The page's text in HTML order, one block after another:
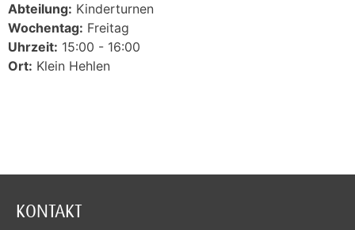
Abteilung: Kinderturnen
Wochentag: Freitag
Uhrzeit: 15:00 - 16:00
Ort: Klein Hehlen
KONTAKT